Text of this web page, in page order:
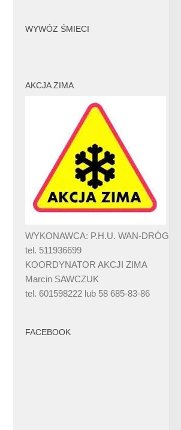
WYWÓZ ŚMIECI
AKCJA ZIMA
WYKONAWCA: P.H.U. WAN-DRÓG
tel. 511936699
KOORDYNATOR AKCJI ZIMA
Marcin SAWCZUK
tel. 601598222 lub 58 685-83-86
FACEBOOK